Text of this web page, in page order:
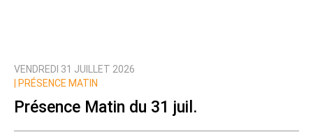
VENDREDI 31 JUILLET 2026
PRÉSENCE MATIN
Présence Matin du 31 juil.